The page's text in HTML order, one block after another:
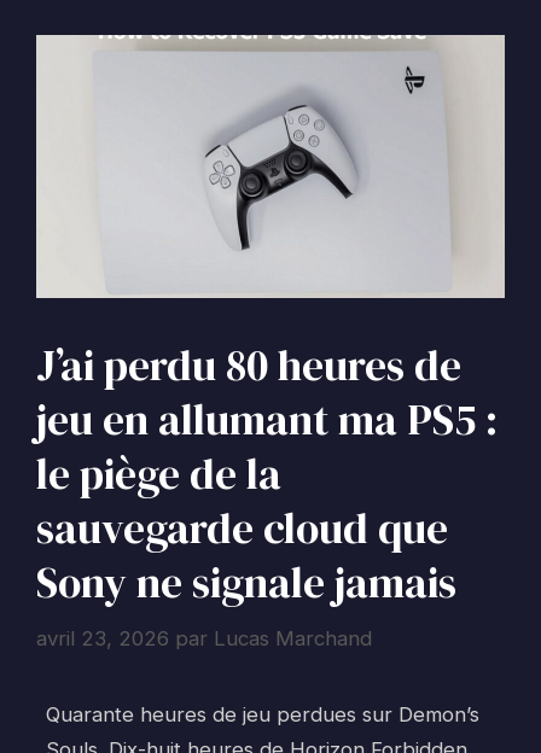
J’ai perdu 80 heures de
jeu en allumant ma PS5 :
le piège de la
sauvegarde cloud que
Sony ne signale jamais
avril 23, 2026 par Lucas Marchand
Quarante heures de jeu perdues sur Demon’s